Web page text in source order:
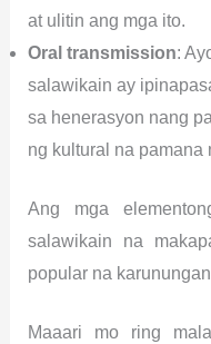
at ulitin ang mga ito.
Oral transmission:
salawikain ay
sa henerasyon nang
ng kultural na pamana
Ang mga
salawikain na
popular na
Maaari mo ring